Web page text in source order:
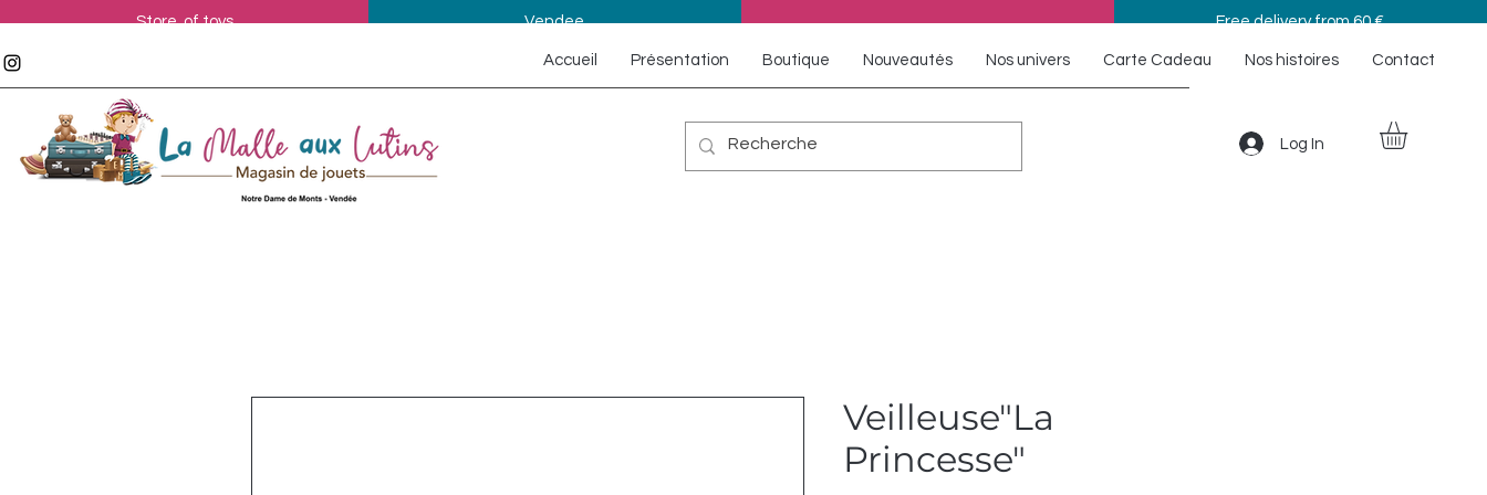
Store of toys Vendee Free delivery from 60 €
Accueil Présentation Boutique Nouveautés Nos univers Carte Cadeau Nos histoires Contact
Log In
Veilleuse"La
Princesse"